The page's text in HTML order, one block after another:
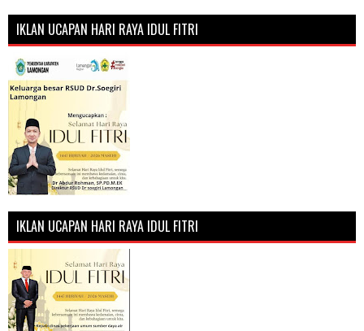
IKLAN UCAPAN HARI RAYA IDUL FITRI
IKLAN UCAPAN HARI RAYA IDUL FITRI